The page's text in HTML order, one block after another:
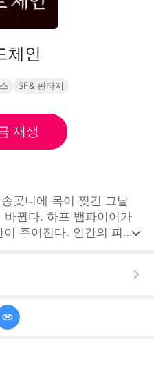
체인
SF& 판타지
재생
곳니에 목이 찢긴 그날
뀐다. 하프 뱀파이어가
주어진다. 인간의 피를
현의 위험한 보호는 점
게 된다. 인간으로 돌아
할 것인가.